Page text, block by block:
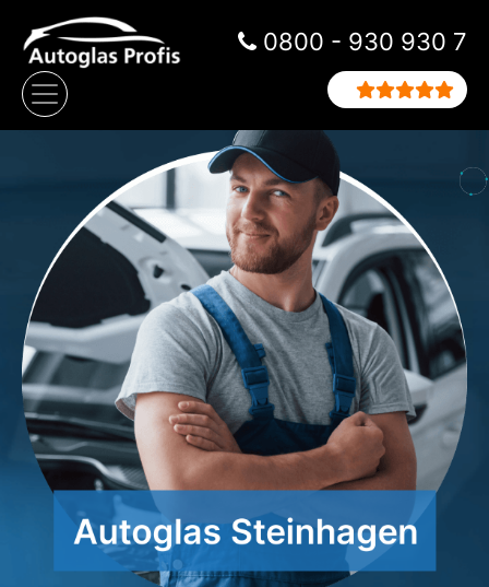
Zum Inhalt springen
Hauptnavigation
0800 - 930 930 7